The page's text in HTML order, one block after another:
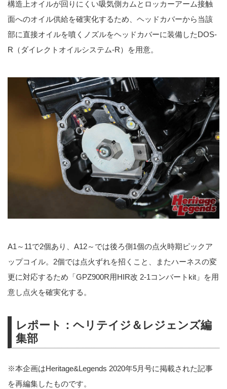
構造上オイルが回りにくい吸気側カムとロッカーアーム接触
面へのオイル供給を確実化するため、ヘッドカバーから当該
部に直接オイルを噴くノズルをヘッドカバーに装備したDOS-
R（ダイレクトオイルシステム-R）を用意。
A1～11で2個あり、A12～では後ろ側1個の点火時期ピックア
ップコイル。2個では点火ずれを招くこと、またハーネスの変
更に対応するため「GPZ900R用HIR改 2-1コンバートkit」を用
意し点火を確実化する。
レポート：ヘリテイジ＆レジェンズ編
集部
※本企画はHeritage&Legends 2020年5月号に掲載された記事
を再編集したものです。